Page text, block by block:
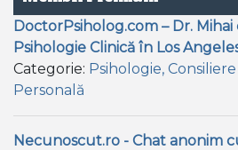
DoctorPsiholog.com – Dr.
Psihologie Clinică în Los
Categorie: Psihologie,
Personală
Necunoscut.ro - Chat anonim